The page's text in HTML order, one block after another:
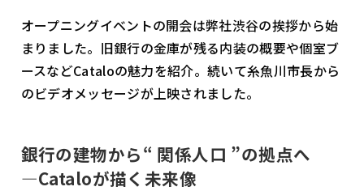
オープニングイベントの開会は弊社渋谷の挨拶から始
まりました。旧銀行の金庫が残る内装の概要や個室ブ
ースなどCataloの魅力を紹介。続いて糸魚川市長から
のビデオメッセージが上映されました。
銀行の建物から“ 関係人口 ”の拠点へ
―Cataloが描く未来像